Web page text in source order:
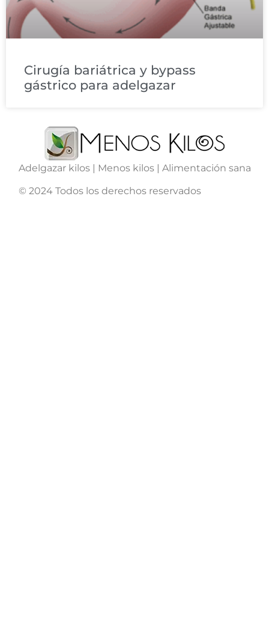
Cirugía bariátrica y bypass
gástrico para adelgazar
Adelgazar kilos | Menos kilos | Alimentación sana
© 2024 Todos los derechos reservados